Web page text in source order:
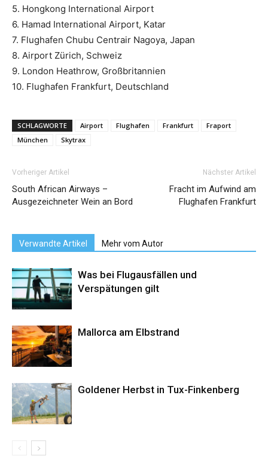
5. Hongkong International Airport
6. Hamad International Airport, Katar
7. Flughafen Chubu Centrair Nagoya, Japan
8. Airport Zürich, Schweiz
9. London Heathrow, Großbritannien
10. Flughafen Frankfurt, Deutschland
SCHLAGWORTE Airport Flughafen Frankfurt
Fraport
München
Skytrax
Vorheriger Artikel
South African Airways –
Ausgezeichneter Wein an Bord
Nächster Artikel
Fracht im Aufwind am
Flughafen Frankfurt
Verwandte Artikel Mehr vom Autor
Was bei Flugausfällen und
Verspätungen gilt
Mallorca am Elbstrand
Goldener Herbst in Tux-Finkenberg